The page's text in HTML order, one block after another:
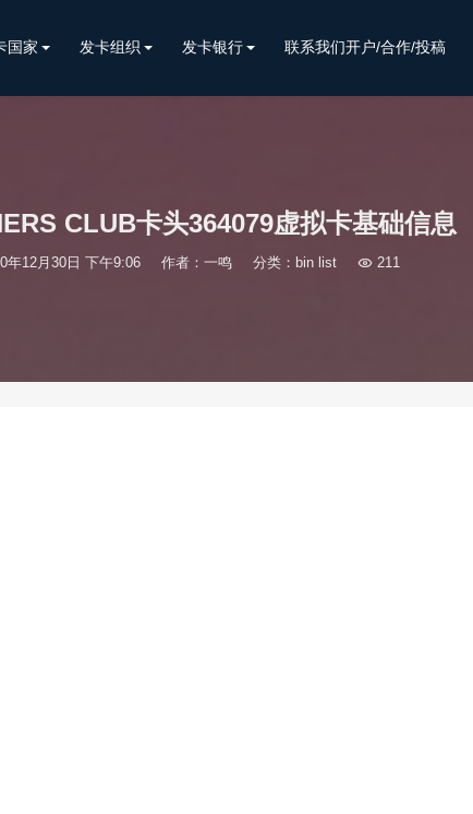
国家 发卡组织 发卡银行 联系我们开户/合作/投稿
CLUB卡头364079虚拟卡基础信息
年12月30日 下午9:06 作者：一鸣 分类： bin list  211